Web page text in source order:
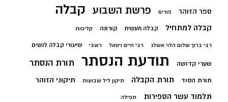
ספר הזוהר פורים פרשת השבוע קבלה
קבלה למתחיל קבלה מעשית קורונה קליפות
רבי ברוך שלום הלוי אשלג רבי חיים ויטאל רשבי שיעורי קבלה לנשים
שערי קדושה תודעת הנסתר תורת הנסתר
תורת הסוד תורת הקבלה תיקון ליל שבועות תיקוני הזוהר
תלמוד עשר הספירות תפילה